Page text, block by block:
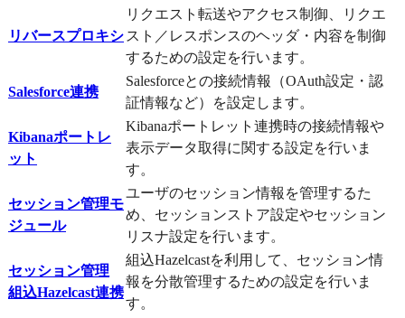
リバースプロキシ
リクエスト転送やアクセス制御、リクエ
スト／レスポンスのヘッダ・内容を制御
するための設定を行います。
Salesforce連携
Salesforceとの接続情報（OAuth設定・認
証情報など）を設定します。
Kibanaポートレ
ット
Kibanaポートレット連携時の接続情報や
表示データ取得に関する設定を行いま
す。
セッション管理モ
ジュール
ユーザのセッション情報を管理するた
め、セッションストア設定やセッション
リスナ設定を行います。
セッション管理
組込Hazelcast連携
組込Hazelcastを利用して、セッション情
報を分散管理するための設定を行いま
す。